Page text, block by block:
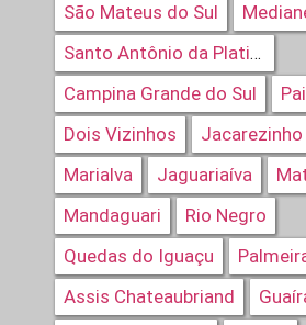
São Mateus do Sul
Santo Antônio da Platina
Campina Grande do Sul
Dois Vizinhos
Jacarezinho
Marialva
Jaguariaíva
Mandaguari
Rio Negro
Quedas do Iguaçu
Assis Chateaubriand